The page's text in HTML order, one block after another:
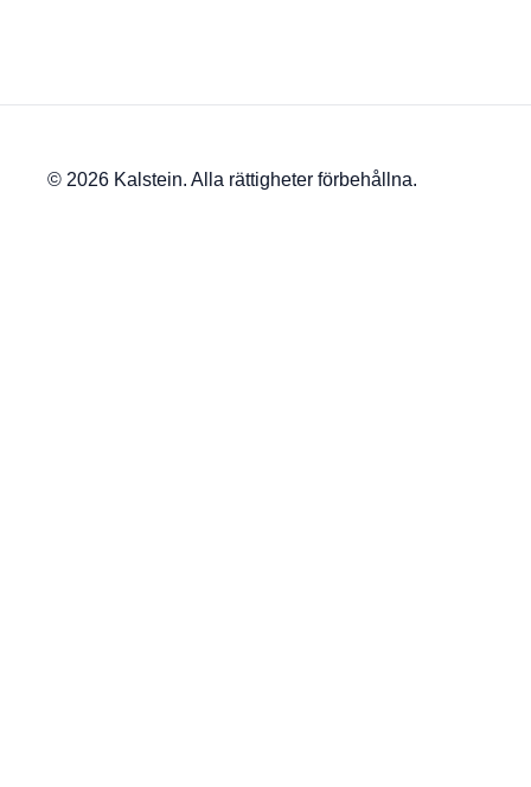
© 2026 Kalstein. Alla rättigheter förbehållna.